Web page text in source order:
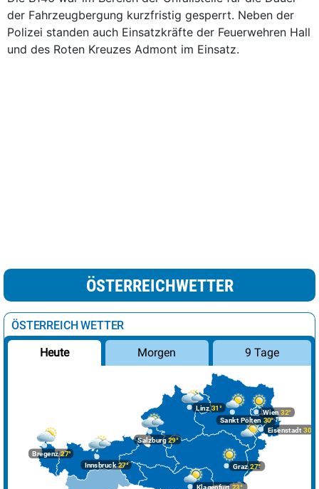
der Fahrzeugbergung kurzfristig gesperrt. Neben der
Polizei standen auch Einsatzkräfte der Feuerwehren Hall
und des Roten Kreuzes Admont im Einsatz.
ÖSTERREICHWETTER
ÖSTERREICH WETTER
Heute Morgen 9 Tage
Bregenz27°
Graz27°
Innsbruck27°
Linz31°
Salzburg29°
Wien 32°
Eisenstadt 30°
Sankt Pölten 30°